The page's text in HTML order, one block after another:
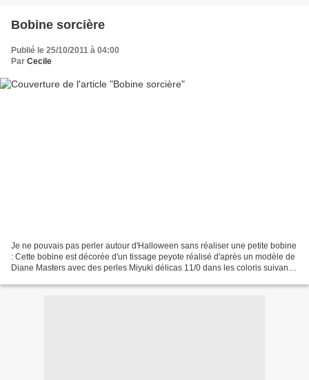
Bobine sorcière
Publié le 25/10/2011 à 04:00
Par Cecile
Je ne pouvais pas perler autour d'Halloween sans réaliser une petite bobine
: Cette bobine est décorée d'un tissage peyote réalisé d'après un modèle de
Diane Masters avec des perles Miyuki délicas 11/0 dans les coloris suivants